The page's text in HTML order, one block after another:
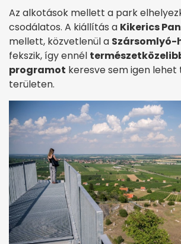
Az alkotások mellett a park
csodálatos. A kiállítás a Kikerics
mellett, közvetlenül a Szársomlyó-
fekszik, így ennél
programot keresve sem igen lehet
területen.